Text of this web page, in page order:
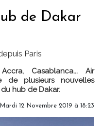
de Dakar
Paris
Casablanca... Air
de plusieurs nouvelles
hub de Dakar.
12 Novembre 2019 à 18:23